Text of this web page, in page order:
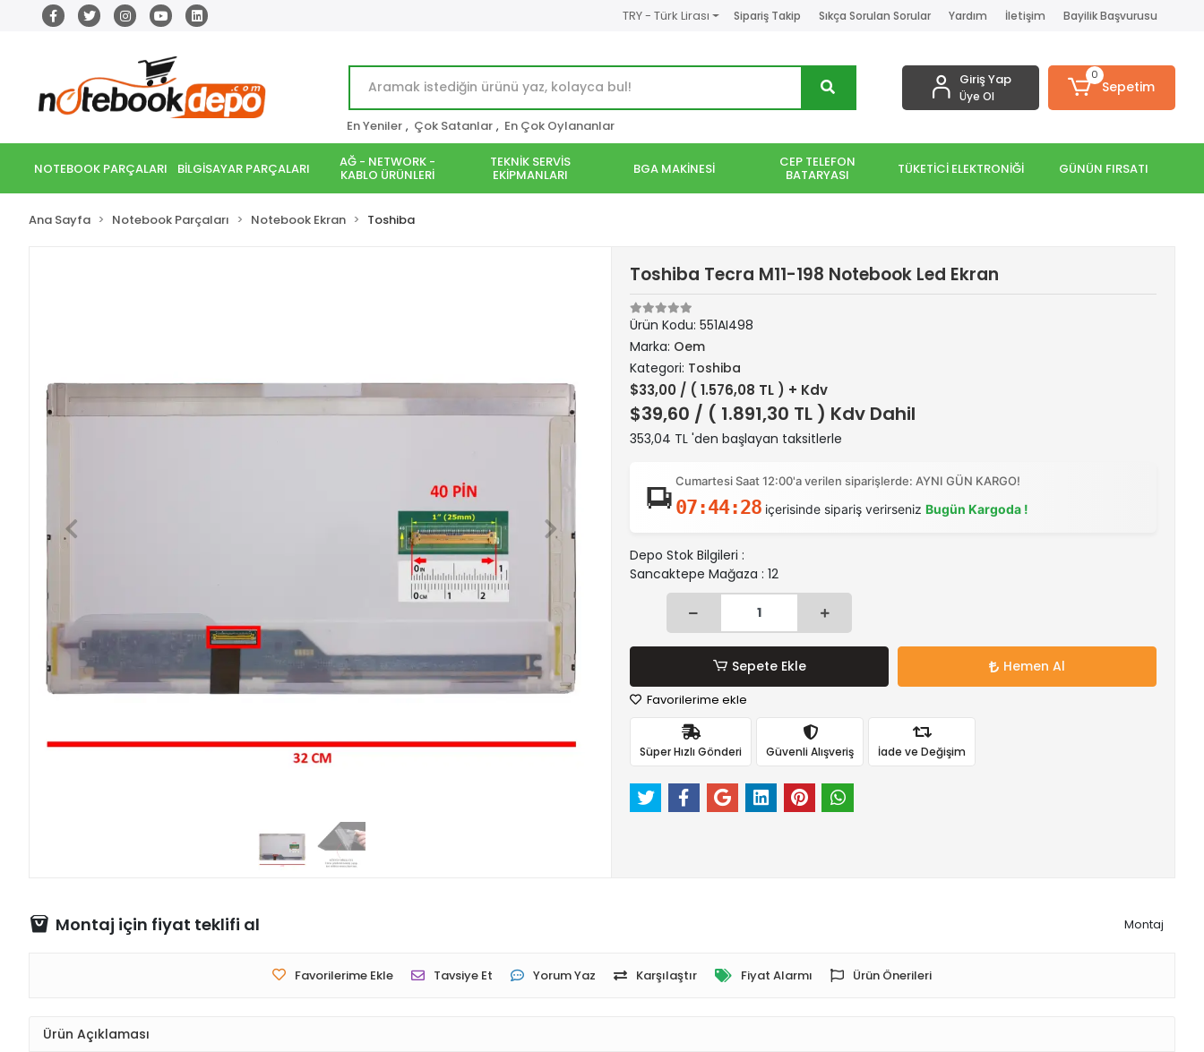
TRY - Türk Lirası Sipariş Takip Sıkça Sorulan Sorular Yardım İletişim Bayilik Başvurusu
En Yeniler , Çok Satanlar , En Çok Oylananlar
Giriş Yap
Üye Ol
0
Sepetim
NOTEBOOK PARÇALARI BİLGİSAYAR PARÇALARI AĞ - NETWORK -
KABLO ÜRÜNLERİ
TEKNİK SERVİS
EKİPMANLARI BGA MAKİNESİ CEP TELEFON
BATARYASI TÜKETİCİ ELEKTRONİĞİ GÜNÜN FIRSATI
Ana Sayfa Notebook Parçaları Notebook Ekran Toshiba
Toshiba Tecra M11-198 Notebook Led Ekran
Ürün Kodu: 551AI498
Marka: Oem
Kategori: Toshiba
$33,00 / ( 1.576,08 TL ) + Kdv
$39,60 / ( 1.891,30 TL ) Kdv Dahil
353,04 TL 'den başlayan taksitlerle
Cumartesi Saat 12:00'a verilen siparişlerde: AYNI GÜN KARGO!
07:44:27 içerisinde sipariş verirseniz Bugün Kargoda !
Depo Stok Bilgileri :
Sancaktepe Mağaza : 12
Sepete Ekle Hemen Al
Favorilerime ekle
Süper Hızlı Gönderi Güvenli Alışveriş İade ve Değişim
Montaj için fiyat teklifi al Montaj
Favorilerime Ekle Tavsiye Et Yorum Yaz Karşılaştır Fiyat Alarmı Ürün Önerileri
Ürün Açıklaması